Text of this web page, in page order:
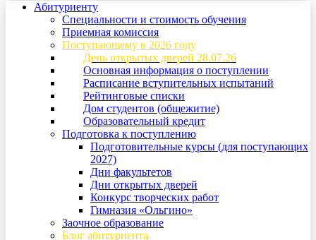
Абитуриенту
Специальности и стоимость обучения
Приемная комиссия
Поступающему в 2026 году
День открытых дверей 28.07.26
Основная информация о поступлении
Расписание вступительных испытаний
Рейтинговые списки
Дом студентов (общежитие)
Образовательный кредит
Подготовка к поступлению
Подготовительные курсы (для поступающих
2027)
Дни факультетов
Дни открытых дверей
Конкурс творческих работ
Гимназия «Ольгино»
Заочное образование
Блог абитуриента